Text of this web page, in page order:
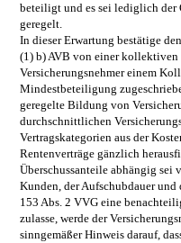
beteiligt und es sei lediglich
geregelt.
In dieser Erwartung bestätige
(1) b) AVB von einer
Versicherungsnehmer einem
Mindestbeteiligung
geregelte Bildung von
durchschnittlichen
Vertragskategorien aus der
Rentenverträge gänzlich
Überschussanteile abhängig sei
Kunden, der Aufschubdauer und
153 Abs. 2 VVG eine
zulasse, werde der
sinngemäßer Hinweis darauf,